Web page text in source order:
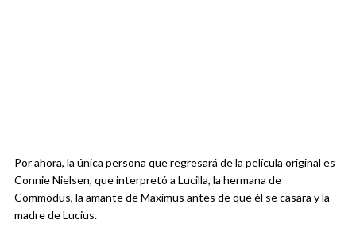
Por ahora, la única persona que regresará de la película original es
Connie Nielsen, que interpretó a Lucilla, la hermana de
Commodus, la amante de Maximus antes de que él se casara y la
madre de Lucius.